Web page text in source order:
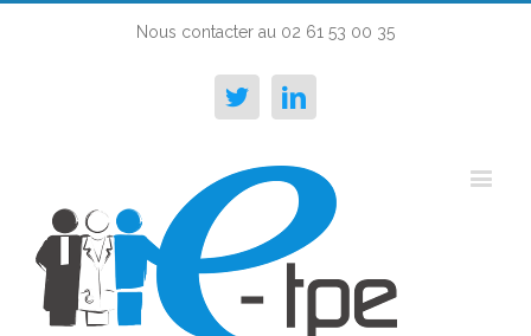
Nous contacter au 02 61 53 00 35
TwitterLinkedin